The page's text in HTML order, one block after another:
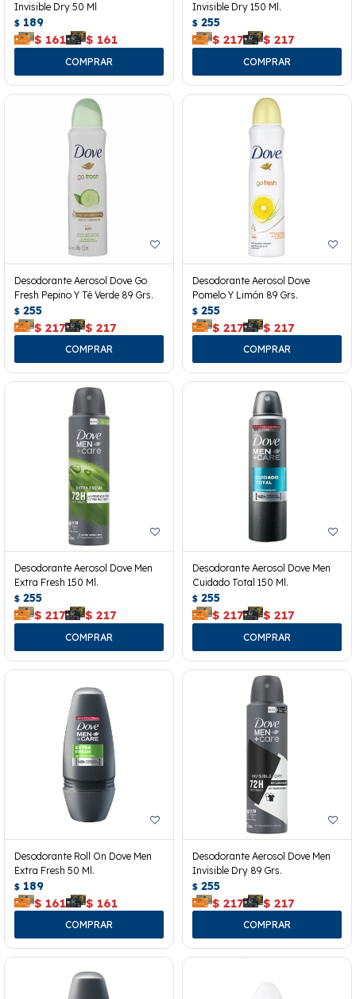
Invisible Dry 50 Ml
$ 189
$ 161 $ 161
Invisible Dry 150 Ml.
$ 255
$ 217 $ 217
Desodorante Aerosol Dove Go
Fresh Pepino Y Té Verde 89 Grs.
$ 255
$ 217 $ 217
Desodorante Aerosol Dove
Pomelo Y Limón 89 Grs.
$ 255
$ 217 $ 217
Desodorante Aerosol Dove Men
Extra Fresh 150 Ml.
$ 255
$ 217 $ 217
Desodorante Aerosol Dove Men
Cuidado Total 150 Ml.
$ 255
$ 217 $ 217
Desodorante Roll On Dove Men
Extra Fresh 50 Ml.
$ 189
$ 161 $ 161
Desodorante Aerosol Dove Men
Invisible Dry 89 Grs.
$ 255
$ 217 $ 217